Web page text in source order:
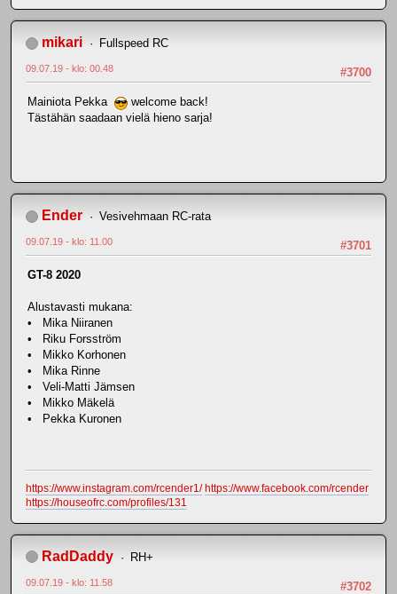
mikari Fullspeed RC
#3700
09.07.19 - klo: 00.48
Mainiota Pekka
welcome back!
Tästähän saadaan vielä hieno sarja!
Ender Vesivehmaan RC-rata
#3701
09.07.19 - klo: 11.00
GT-8 2020
Alustavasti mukana:
• Mika Niiranen
• Riku Forsström
• Mikko Korhonen
• Mika Rinne
• Veli-Matti Jämsen
• Mikko Mäkelä
• Pekka Kuronen
https://www.instagram.com/rcender1/ https://www.facebook.com/rcender
https://houseofrc.com/profiles/131
RadDaddy RH+
#3702
09.07.19 - klo: 11.58